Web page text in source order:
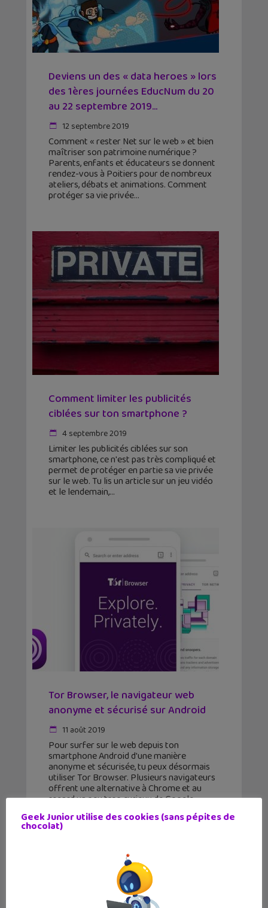
Deviens un des « data heroes » lors
des 1ères journées EducNum du 20
au 22 septembre 2019...
12 septembre 2019
Comment « rester Net sur le web » et bien
maîtriser son patrimoine numérique ?
Parents, enfants et éducateurs se donnent
rendez-vous à Poitiers pour de nombreux
ateliers, débats et animations. Comment
protéger sa vie privée
Comment limiter les publicités
ciblées sur ton smartphone ?
4 septembre 2019
Limiter les publicités ciblées sur son
smartphone, ce n'est pas très compliqué et
permet de protéger en partie sa vie privée
sur le web. Tu lis un article sur un jeu vidéo
et le lendemain,
Tor Browser, le navigateur web
anonyme et sécurisé sur Android
11 août 2019
Pour surfer sur le web depuis ton
smartphone Android d'une manière
anonyme et sécurisée, tu peux désormais
utiliser Tor Browser. Plusieurs navigateurs
offrent une alternative à Chrome et au
regard un peu trop curieux de Google.
Geek Junior utilise des cookies (sans pépites de
chocolat)